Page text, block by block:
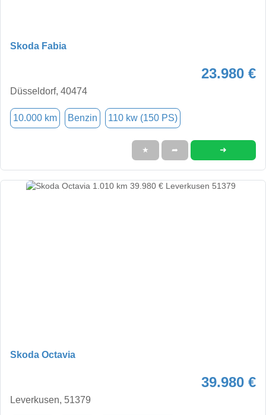
Skoda Fabia
23.980 €
Düsseldorf, 40474
10.000 km Benzin 110 kw (150 PS)
★ ➦ ➜
Skoda Octavia
39.980 €
Leverkusen, 51379